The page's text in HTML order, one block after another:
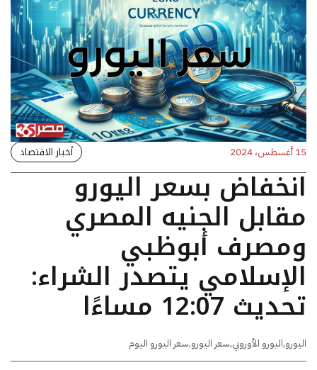
15 أغسطس، 2024 أخبار الاقتصاد
انخفاض بسعر اليورو
مقابل الجنيه المصري
ومصرف أبوظبي
الإسلامي يتصدر الشراء:
تحديث 12:07 مساءًا
اليورو,اليورو الأوروبي,سعر اليورو,سعر اليورو اليوم